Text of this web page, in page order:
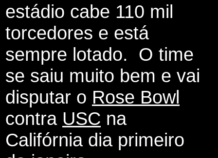
estádio cabe 110 mil
torcedores e está
sempre lotado. O time
se saiu muito bem e vai
disputar o Rose Bowl
contra USC na
Califórnia dia primeiro